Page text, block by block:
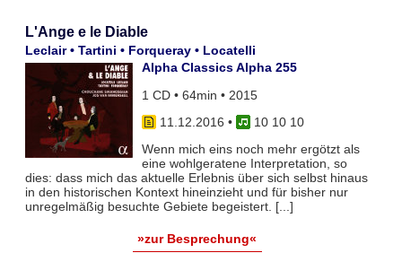
L'Ange e le Diable
Leclair • Tartini • Forqueray • Locatelli
Alpha Classics Alpha 255
1 CD • 64min • 2015
11.12.2016 •
10 10 10
Wenn mich eins noch mehr ergötzt als
eine wohlgeratene Interpretation, so
dies: dass mich das aktuelle Erlebnis über sich selbst hinaus
in den historischen Kontext hineinzieht und für bisher nur
unregelmäßig besuchte Gebiete begeistert. [...]
»zur Besprechung«